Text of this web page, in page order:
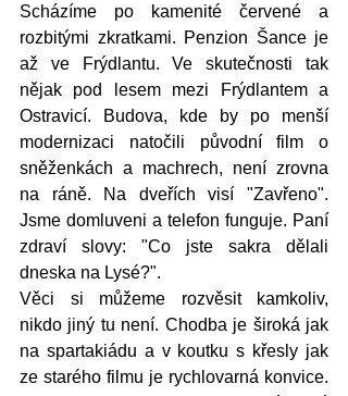
Scházíme po kamenité červené a
rozbitými zkratkami. Penzion Šance je
až ve Frýdlantu. Ve skutečnosti tak
nějak pod lesem mezi Frýdlantem a
Ostravicí. Budova, kde by po menší
modernizaci natočili původní film o
sněženkách a machrech, není zrovna
na ráně. Na dveřích visí "Zavřeno".
Jsme domluveni a telefon funguje. Paní
zdraví slovy: "Co jste sakra dělali
dneska na Lysé?".
Věci si můžeme rozvěsit kamkoliv,
nikdo jiný tu není. Chodba je široká jak
na spartakiádu a v koutku s křesly jak
ze starého filmu je rychlovarná konvice.